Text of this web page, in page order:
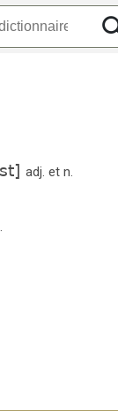
] adj. et n.